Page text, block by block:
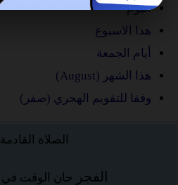
اليوم
هذا الاسبوع
أيام الجمعة
هذا الشهر (August)
وفقا للتقويم الهجري (صفر)
الصلاة
الفجر حان الوقت في